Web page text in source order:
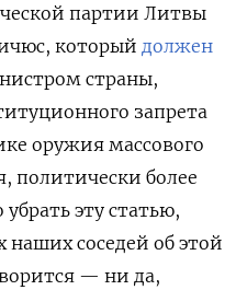
партии Литвы
который должен
страны,
запрета
оружия массового
политически более
эту статью,
наших соседей об этой
— ни да,